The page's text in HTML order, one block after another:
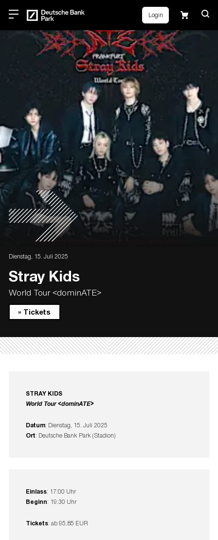
Login
Dienstag, 15. Juli 2025
Stray Kids
World Tour <dominATE>
» Tickets
STRAY KIDS
World Tour <dominATE>
Datum: Dienstag, 15. Juli 2025
Ort: Deutsche Bank Park (Stadion)
Einlass: 17:00 Uhr
Beginn: 19:30 Uhr
Tickets: ab 95,85 EUR